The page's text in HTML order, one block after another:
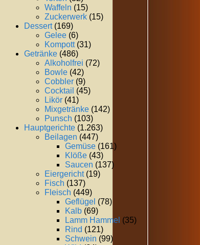
Waffeln (15)
Zuckerwerk (15)
Dessert(169)
Gelee (6)
Kompott(31)
Getränke (486)
Alkoholfrei (72)
Bowle (42)
Cobbler (9)
Cocktail (45)
Likör (41)
Mixgetränke (142)
Punsch (103)
Hauptgerichte (1.263)
Beilagen (447)
Gemüse (161)
Klöße (43)
Saucen (137)
Eiergericht(19)
Fisch (137)
Fleisch (449)
Geflügel (78)
Kalb (69)
Lamm Hammel (35)
Rind (121)
Schwein (99)